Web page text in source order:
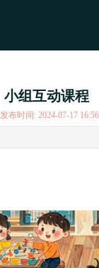
小组互动课程
布时间: 2024-07-17